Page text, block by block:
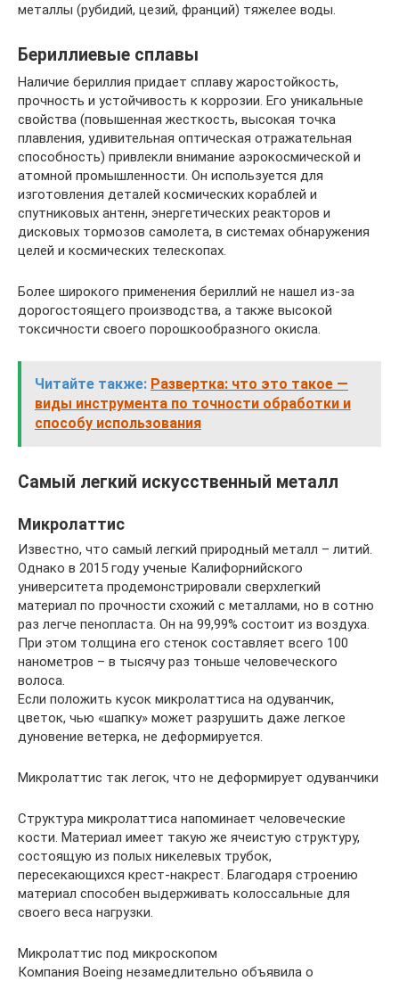
металлы (рубидий, цезий, франций) тяжелее воды.
Бериллиевые сплавы
Наличие бериллия придает сплаву жаростойкость,
прочность и устойчивость к коррозии. Его уникальные
свойства (повышенная жесткость, высокая точка
плавления, удивительная оптическая отражательная
способность) привлекли внимание аэрокосмической и
атомной промышленности. Он используется для
изготовления деталей космических кораблей и
спутниковых антенн, энергетических реакторов и
дисковых тормозов самолета, в системах обнаружения
целей и космических телескопах.
Более широкого применения бериллий не нашел из-за
дорогостоящего производства, а также высокой
токсичности своего порошкообразного окисла.
Читайте также: Развертка: что это такое —
виды инструмента по точности обработки и
способу использования
Самый легкий искусственный металл
Микролаттис
Известно, что самый легкий природный металл – литий.
Однако в 2015 году ученые Калифорнийского
университета продемонстрировали сверхлегкий
материал по прочности схожий с металлами, но в сотню
раз легче пенопласта. Он на 99,99% состоит из воздуха.
При этом толщина его стенок составляет всего 100
нанометров – в тысячу раз тоньше человеческого
волоса.
Если положить кусок микролаттиса на одуванчик,
цветок, чью «шапку» может разрушить даже легкое
дуновение ветерка, не деформируется.
Микролаттис так легок, что не деформирует одуванчики
Структура микролаттиса напоминает человеческие
кости. Материал имеет такую же ячеистую структуру,
состоящую из полых никелевых трубок,
пересекающихся крест-накрест. Благодаря строению
материал способен выдерживать колоссальные для
своего веса нагрузки.
Микролаттис под микроскопом
Компания Boeing незамедлительно объявила о